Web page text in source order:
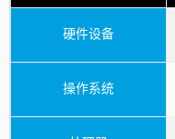
硬件设备
操作系统